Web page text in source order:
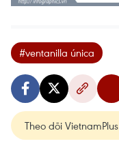
#ventanilla única
Theo dõi VietnamPlus